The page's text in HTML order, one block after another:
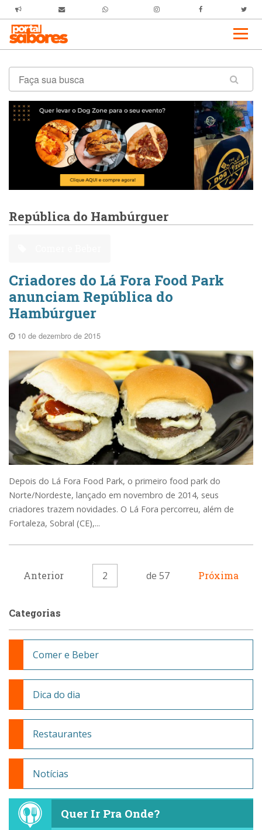
República do Hambúrguer
Criadores do Lá Fora Food Park
anunciam República do
Hambúrguer
10 de dezembro de 2015
Depois do Lá Fora Food Park, o primeiro food park do
Norte/Nordeste, lançado em novembro de 2014, seus
criadores trazem novidades. O Lá Fora percorreu, além de
Fortaleza, Sobral (CE),...
Anterior 2 de 57 Próxima
Categorias
Comer e Beber
Dica do dia
Restaurantes
Notícias
Quer Ir Pra Onde?